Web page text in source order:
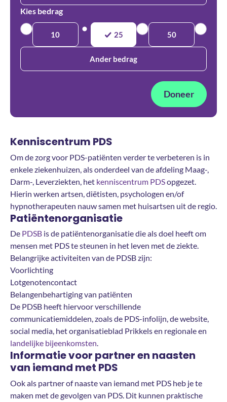
Kies bedrag
10 25 50
Ander bedrag
Doneer
Kenniscentrum PDS
Om de zorg voor PDS-patiënten verder te verbeteren is in
enkele ziekenhuizen, als onderdeel van de afdeling Maag-,
Darm-, Leverziekten, het kenniscentrum PDSopgezet.
Hierin werken artsen, diëtisten, psychologen en/of
hypnotherapeuten nauw samen met huisartsen uit de regio.
Patiëntenorganisatie
De PDSB is de patiëntenorganisatie die als doel heeft om
mensen met PDS te steunen in het leven met de ziekte.
Belangrijke activiteiten van de PDSB zijn:
Voorlichting
Lotgenotencontact
Belangenbehartiging van patiënten
De PDSB heeft hiervoor verschillende
communicatiemiddelen, zoals de PDS-infolijn, de website,
social media, het organisatieblad Prikkels en regionale en
landelijke bijeenkomsten.
Informatie voor partner en naasten
van iemand met PDS
Ook als partner of naaste van iemand met PDS heb je te
maken met de gevolgen van PDS. Dit kunnen praktische